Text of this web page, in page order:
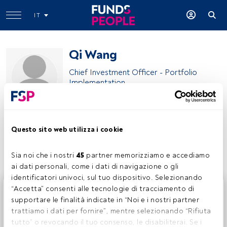
Questo sito web utilizza i cookie
Sia noi che i nostri 45 partner memorizziamo e accediamo
ai dati personali, come i dati di navigazione o gli
identificatori univoci, sul tuo dispositivo. Selezionando
“Accetta” consenti alle tecnologie di tracciamento di
supportare le finalità indicate in “Noi e i nostri partner
trattiamo i dati per fornire”, mentre selezionando “Rifiuta
tutto” o revocando il tuo consenso, le disabiliterai. Se i
IT
Qi Wang
Chief Investment Officer - Portfolio
Implementation
Condividi:
Questo è un articolo riservato agli utenti FundsPeople. Se
sei già registrato, accedi tramite il pulsante Login. Se non
hai ancora un account, ti invitiamo a registrarti per scoprire
tutti i contenuti che FundsPeople ha da offrire.